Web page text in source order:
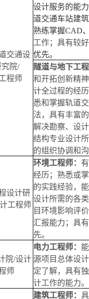
交通设
院/
程师
设计服务的能力
道交通车站建
熟练掌握CAD
工作；具有较
优先。
隧道与地下工
和开拓创新精
计全过程的经
悉和掌握轨道
法，具有丰富
解决勘察、设
结构专业设计
的组织协调和
设计研
工程师
环境工程师：
经历；熟悉或
的实践经验，
设计所需的各
目环境影响评
汇报能力；具
先。
院/设计
师
电力工程师：
源项目总体设
定了解，具有
计工作的能力。
建筑工程师：